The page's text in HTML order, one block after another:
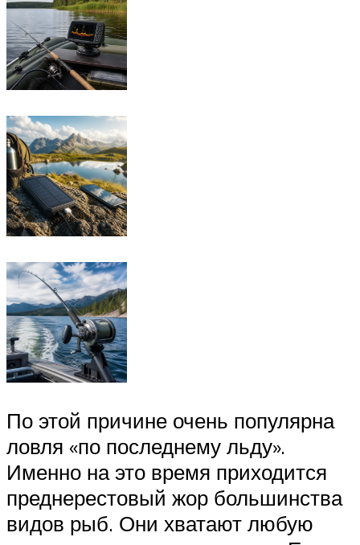
По этой причине очень популярна
ловля «по последнему льду».
Именно на это время приходится
преднерестовый жор большинства
видов рыб. Они хватают любую